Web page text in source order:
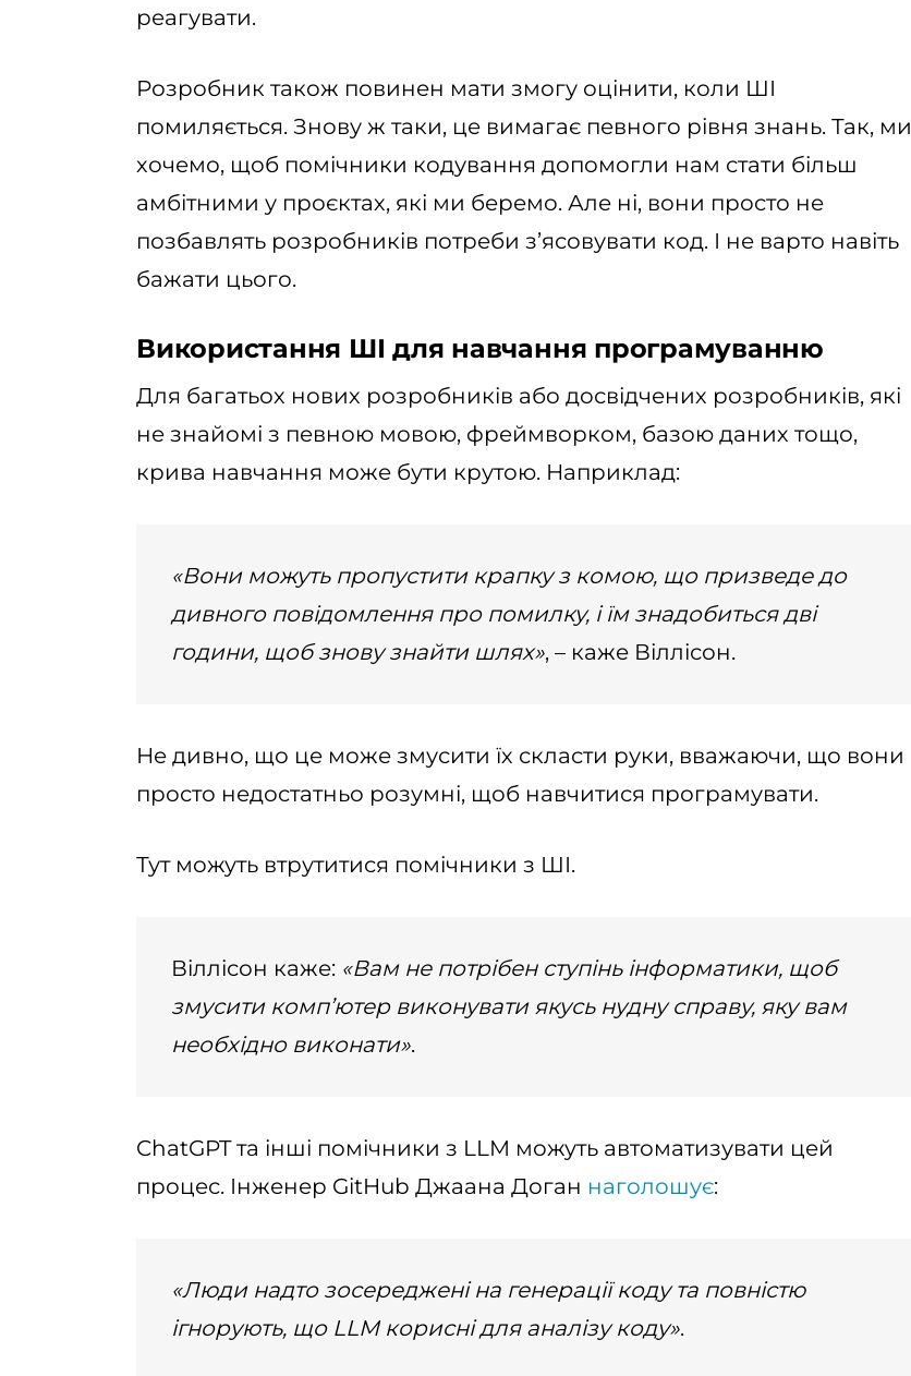
реагувати.
Розробник також повинен мати змогу оцінити, коли ШІ
помиляється. Знову ж таки, це вимагає певного рівня знань. Так, ми
хочемо, щоб помічники кодування допомогли нам стати більш
амбітними у проєктах, які ми беремо. Але ні, вони просто не
позбавлять розробників потреби з’ясовувати код. І не варто навіть
бажати цього.
Використання ШІ для навчання програмуванню
Для багатьох нових розробників або досвідчених розробників, які
не знайомі з певною мовою, фреймворком, базою даних тощо,
крива навчання може бути крутою. Наприклад:
«Вони можуть пропустити крапку з комою, що призведе до
дивного повідомлення про помилку, і їм знадобиться дві
години, щоб знову знайти шлях», – каже Віллісон.
Не дивно, що це може змусити їх скласти руки, вважаючи, що вони
просто недостатньо розумні, щоб навчитися програмувати.
Тут можуть втрутитися помічники з ШІ.
Віллісон каже: «Вам не потрібен ступінь інформатики, щоб
змусити комп’ютер виконувати якусь нудну справу, яку вам
необхідно виконати».
ChatGPT та інші помічники з LLM можуть автоматизувати цей
процес. Інженер GitHub Джаана Доган наголошує:
«Люди надто зосереджені на генерації коду та повністю
ігнорують, що LLM корисні для аналізу коду».